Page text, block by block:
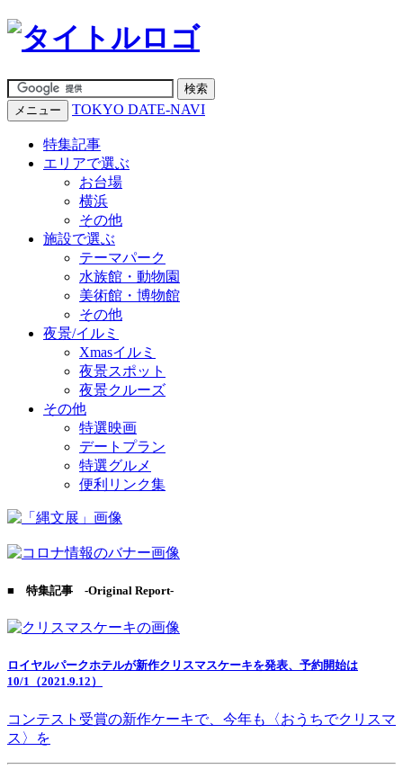
メニュー TOKYO DATE-NAVI
特集記事
エリアで選ぶ
お台場
横浜
その他
施設で選ぶ
テーマパーク
水族館・動物園
美術館・博物館
その他
夜景/イルミ
Xmasイルミ
夜景スポット
夜景クルーズ
その他
特選映画
デートプラン
特選グルメ
便利リンク集
■ 特集記事 -Original Report-
ロイヤルパークホテルが新作クリスマスケーキを発表、予約開始は
10/1（2021.9.12）
コンテスト受賞の新作ケーキで、今年も〈おうちでクリスマ
ス〉を